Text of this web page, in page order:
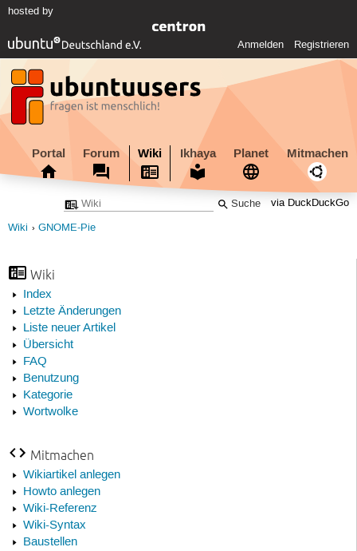
hosted by
Anmelden Registrieren
Portal Forum Wiki Ikhaya Planet Mitmachen
via DuckDuckGo
Wiki GNOME-Pie
Wiki
Index
Letzte Änderungen
Liste neuer Artikel
Übersicht
FAQ
Benutzung
Kategorie
Wortwolke
Mitmachen
Wikiartikel anlegen
Howto anlegen
Wiki-Referenz
Wiki-Syntax
Baustellen